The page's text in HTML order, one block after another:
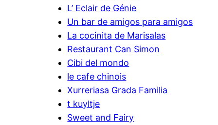
L’ Eclair de Génie
Un bar de amigos para amigos
La cocinita de Marisalas
Restaurant Can Simon
Cibi del mondo
le cafe chinois
Xurreriasa Grada Familia
t kuyltje
Sweet and Fairy